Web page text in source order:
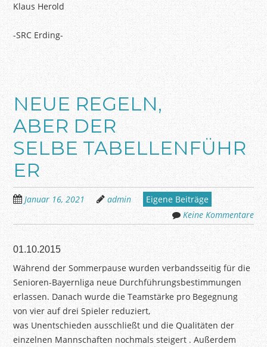
Klaus Herold
-SRC Erding-
NEUE REGELN,
ABER DER
SELBE TABELLENFÜHR
ER
Januar 16, 2021 admin
Eigene Beiträge
Keine Kommentare
01.10.2015
Während der Sommerpause wurden verbandsseitig für die
Senioren-Bayernliga neue Durchführungsbestimmungen
erlassen. Danach wurde die Teamstärke pro Begegnung
von vier auf drei Spieler reduziert,
was Unentschieden ausschließt und die Qualitäten der
einzelnen Mannschaften nochmalssteigert . Außerdem